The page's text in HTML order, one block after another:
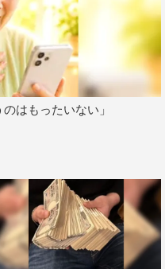
ー「人生の一曲」では、
わるエピソードが語られ
・18日（日）の3週連続で
動画配信サービス
GYAO!』
国38局ネット
はもったいない」